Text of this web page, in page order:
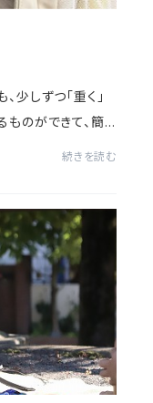
少しずつ「重く」
ものができて、簡
続きを読む